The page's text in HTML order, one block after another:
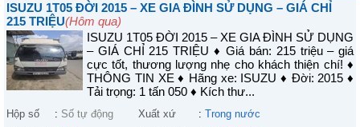
ISUZU 1T05 ĐỜI 2015 – XE GIA ĐÌNH SỬ DỤNG – GIÁ CHỈ
215 TRIỆU(Hôm qua)
ISUZU 1T05 ĐỜI 2015 – XE GIA ĐÌNH SỬ DỤNG
– GIÁ CHỈ 215 TRIỆU ♦ Giá bán: 215 triệu – giá
cực tốt, thương lượng nhẹ cho khách thiện chí! ♦
THÔNG TIN XE ♦ Hãng xe: ISUZU ♦ Đời: 2015 ♦
Tải trọng: 1 tấn 050 ♦ Kích thư...
Hộp số : Số tự động Xuất xứ : Trong nước